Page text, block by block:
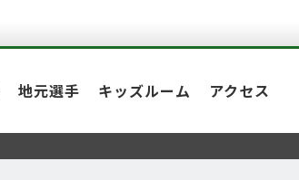
地元選手 キッズルーム アクセス